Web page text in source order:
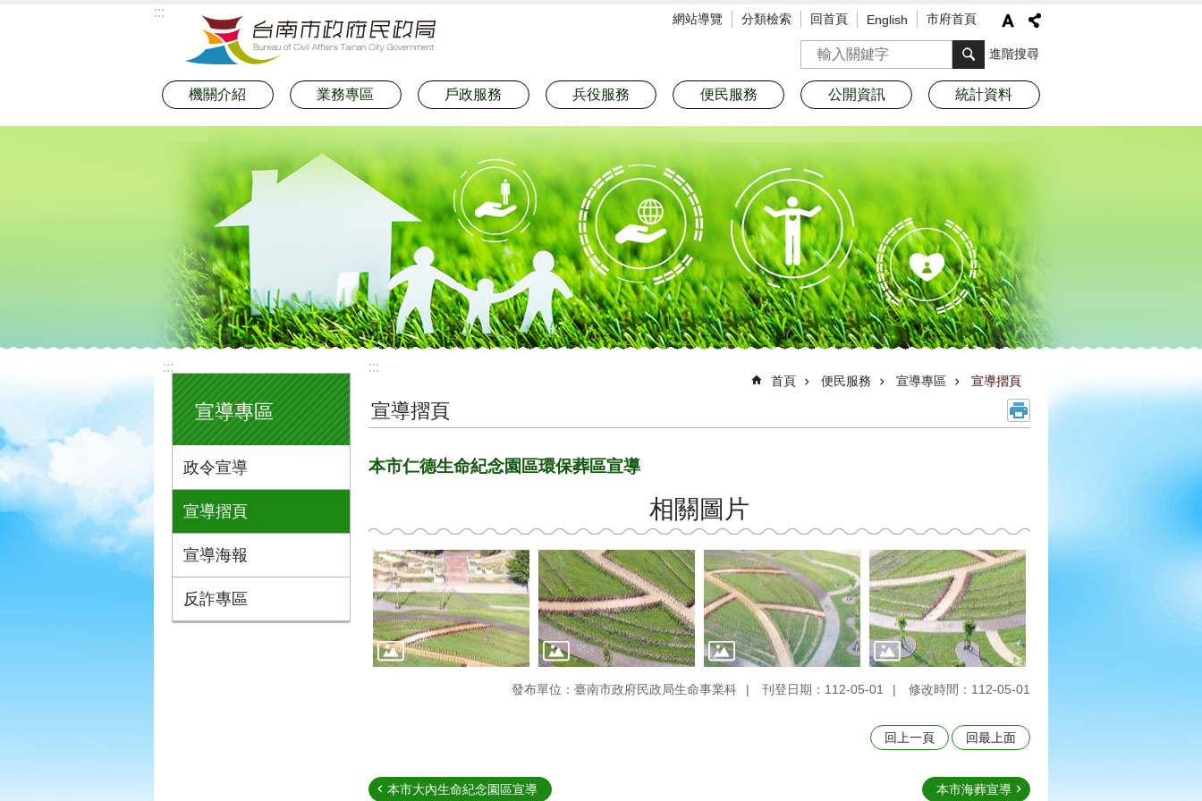
::: 網站導覽 分類檢索 回首頁 English 市府首頁
搜尋 進階搜尋
機關介紹 業務專區 戶政服務 兵役服務 便民服務 公開資訊 統計資料
:::
宣導專區
政令宣導
宣導摺頁
宣導海報
反詐專區
:::
首頁 便民服務 宣導專區 宣導摺頁
宣導摺頁
本市仁德生命紀念園區環保葬區宣導
相關圖片
發布單位：臺南市政府民政局生命事業科 刊登日期：112-05-01 修改時間：112-05-01
回上一頁 回最上面
本市大內生命紀念園區宣導 本市海葬宣導